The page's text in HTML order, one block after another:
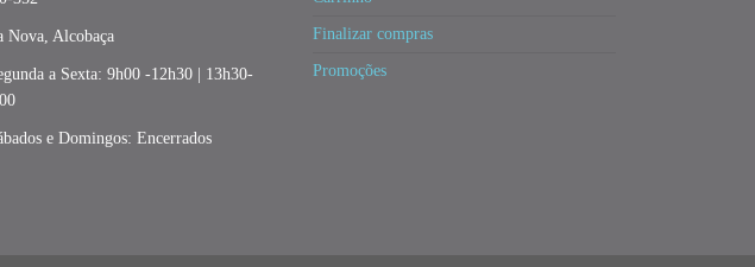
Nova, Alcobaça
a Sexta: 9h00 -12h30 | 13h30-
e Domingos: Encerrados
Finalizar compras
Promoções